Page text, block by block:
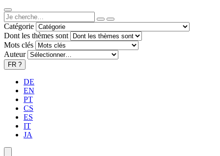
Catégorie
Dont les thèmes sont
Mots clés
Auteur
FR ?
DE
EN
PT
CS
ES
IT
JA